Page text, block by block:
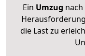
Ein Umzug
die Last zu